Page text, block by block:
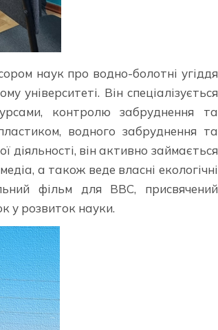
наук про водно-болотні угіддя
університеті. Він спеціалізується
контролю забруднення та
водного забруднення та
він активно займається
а також веде власні екологічні
фільм для BBC, присвячений
у розвиток науки.